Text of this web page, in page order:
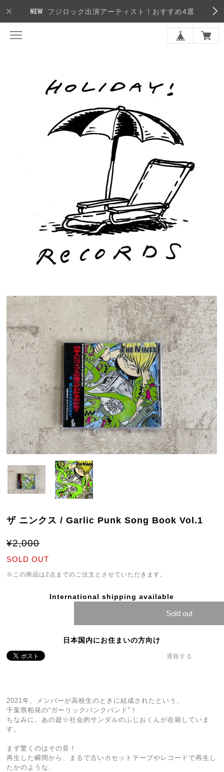
フジロック出演アーティスト！おすすめ4選
ザ ニンクス / Garlic Punk Song Book Vol.1
¥2,000
SOLD OUT
※この商品は2点までのご注文とさせていただきます。
International shipping available
Sold out
日本国内にお住まいの方向け
通報する
2021年、メンバーが高校生のときに結成されたという、
千葉県柏発の“ガーリックパンクバンド”！
ちなみに、あの超☆社会的サンダルのふじおくんが在籍していま
す。
まず驚くのはその音！
再生した瞬間から、まるで古いカセットテープやレコードで再生し
たかのような、